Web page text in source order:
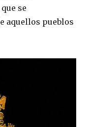
se
aquellos pueblos